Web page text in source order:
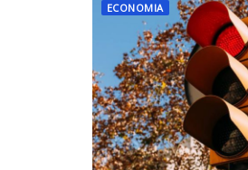
ECONOMIA